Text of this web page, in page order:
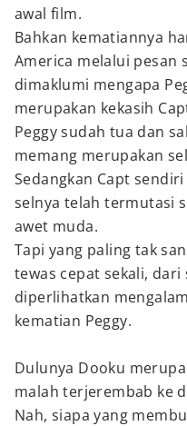
awal film.
Bahkan kematiannya
America melalui pesan
dimaklumi mengapa
merupakan kekasih
Peggy sudah tua dan
memang merupakan
Sedangkan Capt
selnya telah termutasi
awet muda.
Tapi yang paling tak
tewas cepat sekali,
diperlihatkan
kematian Peggy.
Dulunya Dooku
malah terjerembab ke
Nah, siapa yang